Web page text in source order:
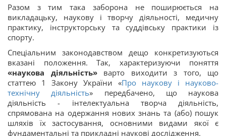
Разом з тим така заборона не поширюється на
викладацьку, наукову і творчу діяльності, медичну
практику, інструкторську та суддівську практики із
спорту.
Спеціальним законодавством дещо конкретизуються
вказані положення. Так, характеризуючи поняття
«наукова діяльність»варто виходити з того, що
статтею 1 Закону України «Про наукову і науково-
технічну діяльність» передбачено, що наукова
діяльність - інтелектуальна творча діяльність,
спрямована на одержання нових знань та (або) пошук
шляхів їх застосування, основними видами якої є
фундаментальні та прикладні наукові дослідження.